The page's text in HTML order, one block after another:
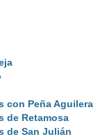
con Peña Aguilera
de Retamosa
de San Julián